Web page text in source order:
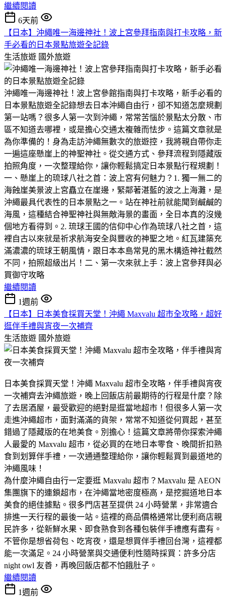
繼續閱讀
6天前
【日本】沖繩唯一海邊神社！波上宮參拜指南與打卡攻略，新
手必看的日本景點旅遊全記錄
生活旅遊 國外旅遊
沖繩唯一海邊神社！波上宮參館指南與打卡攻略，新手必看的
日本景點旅遊全記錄​想去日本沖繩自由行，卻不知道怎麼規劃
第一站嗎？很多人第一次到沖繩，常常苦惱於景點太分散、市
區不知道去哪裡，或是擔心交通太複雜而怯步。​這篇文章就是
為你準備的！身為走訪沖繩無數次的旅遊控，我將親自帶你走
一遍這座懸崖上的神聖神社。從交通方式、參拜流程到隱藏版
拍照角度，一次整理給你，讓你輕鬆搞定日本景點行程規劃！​
一、懸崖上的琉球八社之首：波上宮有何魅力？​1. 獨一無二的
海蝕崖美景​波上宮矗立在崖邊，緊鄰著湛藍的波之上海灘，是
沖繩最具代表性的日本景點之一。站在神社前就能聞到鹹鹹的
海風，這種結合神聖神社與無敵海景的畫面，全日本真的沒幾
個地方看得到。​2. 琉球王國的信仰中心​作為琉球八社之首，這
裡自古以來就是祈求航海安全與豐收的神聖之地。紅瓦建築充
滿濃濃的琉球王朝風情，跟日本本島常見的黑木構造神社截然
不同，拍照超級出片！​二、第一次來就上手：波上宮參拜與必
買御守攻略
繼續閱讀
1週前
【日本】日本美食採買天堂！沖繩 Maxvalu 超市全攻略，超好
逛伴手禮與宵夜一次補齊
生活旅遊 國外旅遊
日本美食採買天堂！沖繩 Maxvalu 超市全攻略，伴手禮與宵夜
一次補齊​去沖繩旅遊，晚上回飯店前最期待的行程是什麼？除
了去居酒屋，最受歡迎的絕對是逛當地超市！但很多人第一次
走進沖繩超市，面對滿滿的貨架，常常不知道從何買起，甚至
錯過了隱藏版的在地美食。​別擔心！這篇文章將帶你探索沖繩
人最愛的 Maxvalu 超市，從必買的在地日本零食、晚間折扣熟
食到划算伴手禮，一次通通整理給你，讓你輕鬆買到最道地的
沖繩風味！
​為什麼沖繩自由行一定要逛 Maxvalu 超市？​Maxvalu 是 AEON
集團旗下的連鎖超市，在沖繩當地密度極高，是挖掘道地日本
美食的絕佳據點。很多門店甚至提供 24 小時營業，非常適合
排進一天行程的最後一站。​這裡的商品價格通常比便利商店親
民許多，從新鮮水果、即食熟食到各種包裝伴手禮應有盡有。
不管你是想省荷包、吃宵夜，還是想買伴手禮回台灣，這裡都
能一次滿足。​24 小時營業與交通便利性​隨時採買：許多分店
night owl 友善，再晚回飯店都不怕餓肚子。
繼續閱讀
1週前